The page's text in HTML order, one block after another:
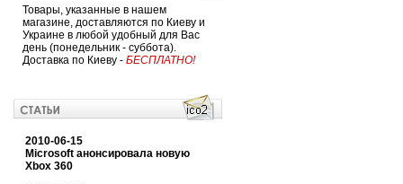
Товары, указанные в нашем
магазине, доставляются по Киеву и
Украине в любой удобный для Вас
день (понедельник - суббота).
Доставка по Киеву - БЕСПЛАТНО!
2010-06-15
Microsoft анонсировала новую
Xbox 360